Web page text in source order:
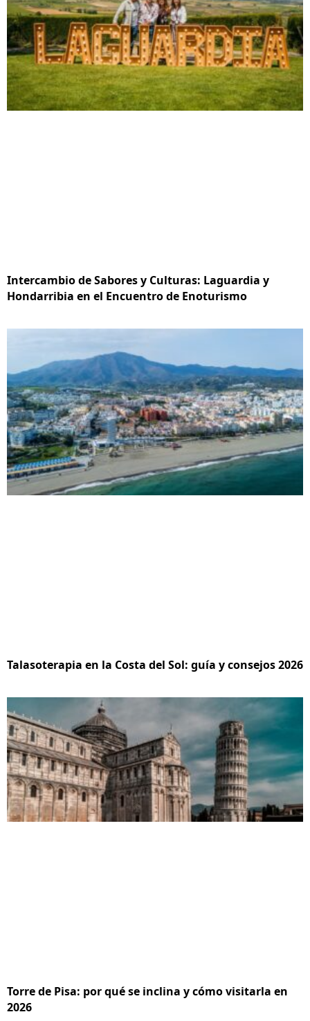
Intercambio de Sabores y Culturas: Laguardia y
Hondarribia en el Encuentro de Enoturismo
Talasoterapia en la Costa del Sol: guía y consejos 2026
Torre de Pisa: por qué se inclina y cómo visitarla en
2026